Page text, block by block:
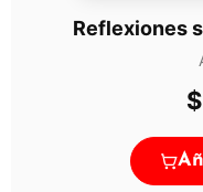
Reflexiones
$